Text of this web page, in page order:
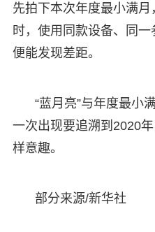
先拍下本次年度最小满
时，使用同款设备、同
便能发现差距。
“蓝月亮”与年度最小
一次出现要追溯到2020
样意趣。
部分来源/新华社